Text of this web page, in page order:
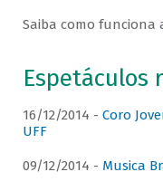
Saiba como funciona
Espetáculos
16/12/2014 - Coro
UFF
09/12/2014 - Musica